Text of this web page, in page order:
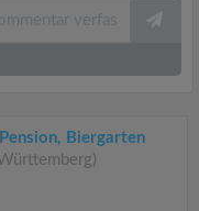
Pension, Biergarten